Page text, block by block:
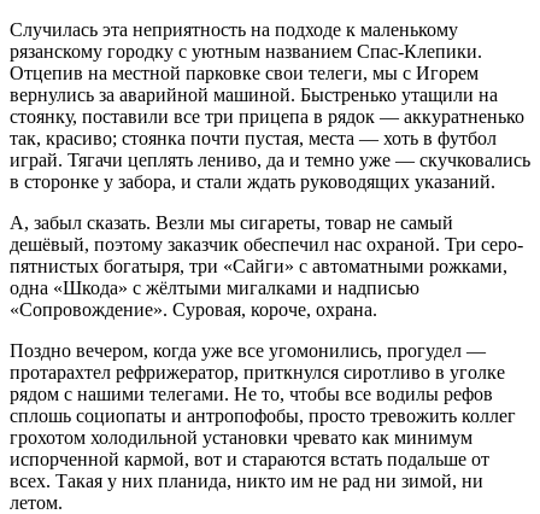
Случилась эта неприятность на подходе к маленькому
рязанскому городку с уютным названием Спас-Клепики.
Отцепив на местной парковке свои телеги, мы с Игорем
вернулись за аварийной машиной. Быстренько утащили на
стоянку, поставили все три прицепа в рядок — аккуратненько
так, красиво; стоянка почти пустая, места — хоть в футбол
играй. Тягачи цеплять лениво, да и темно уже — скучковались
в сторонке у забора, и стали ждать руководящих указаний.
А, забыл сказать. Везли мы сигареты, товар не самый
дешёвый, поэтому заказчик обеспечил нас охраной. Три серо-
пятнистых богатыря, три «Сайги» с автоматными рожками,
одна «Шкода» с жёлтыми мигалками и надписью
«Сопровождение». Суровая, короче, охрана.
Поздно вечером, когда уже все угомонились, прогудел —
протарахтел рефрижератор, приткнулся сиротливо в уголке
рядом с нашими телегами. Не то, чтобы все водилы рефов
сплошь социопаты и антропофобы, просто тревожить коллег
грохотом холодильной установки чревато как минимум
испорченной кармой, вот и стараются встать подальше от
всех. Такая у них планида, никто им не рад ни зимой, ни
летом.